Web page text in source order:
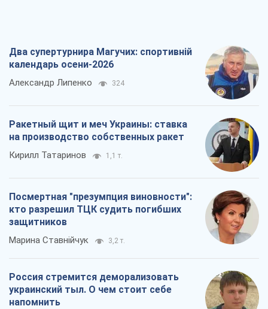
Два супертурнира Магучих: спортивній
календарь осени-2026
Александр Липенко 324
Ракетный щит и меч Украины: ставка
на производство собственных ракет
Кирилл Татаринов 1,1 т.
Посмертная "презумпция виновности":
кто разрешил ТЦК судить погибших
защитников
Марина Ставнійчук 3,2 т.
Россия стремится деморализовать
украинский тыл. О чем стоит себе
напомнить